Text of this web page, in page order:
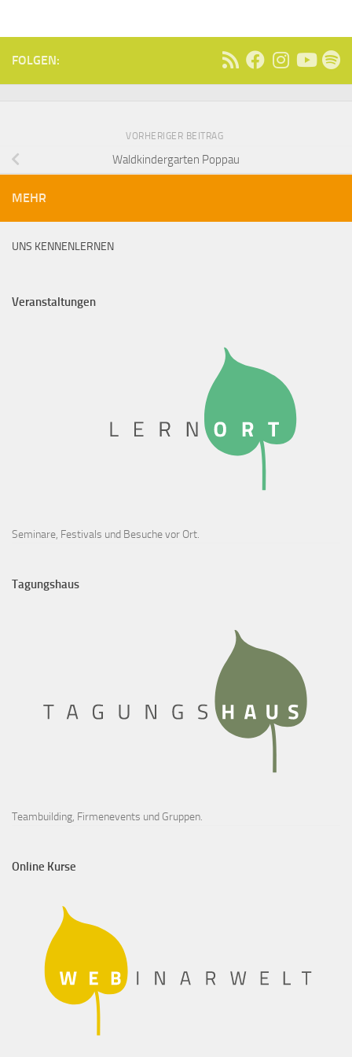
FOLGEN:
VORHERIGER BEITRAG
Waldkindergarten Poppau
MEHR
UNS KENNENLERNEN
Veranstaltungen
Seminare, Festivals und Besuche vor Ort.
Tagungshaus
Teambuilding, Firmenevents und Gruppen.
Online Kurse